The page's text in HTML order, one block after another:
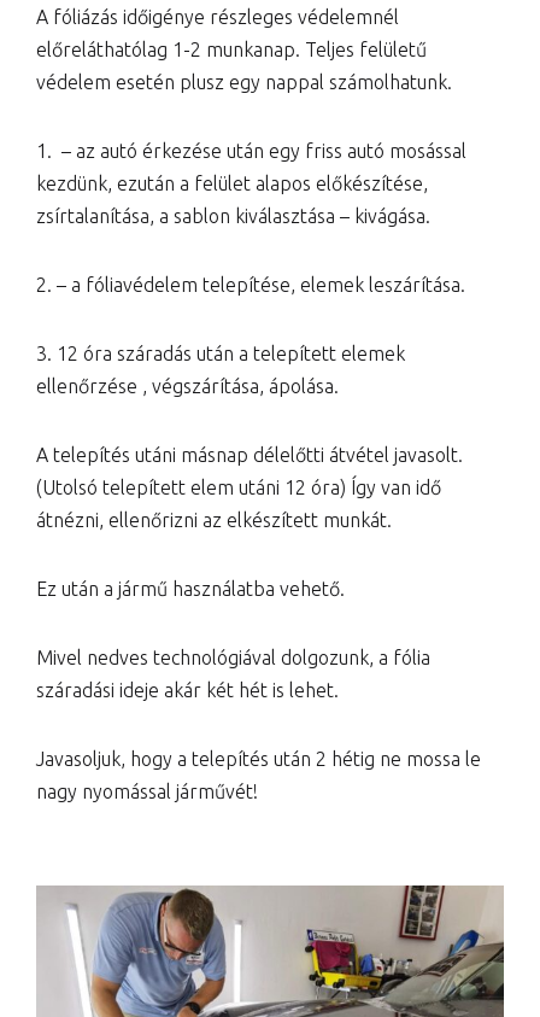
A fóliázás időigénye részleges védelemnél
előreláthatólag 1-2 munkanap. Teljes felületű
védelem esetén plusz egy nappal számolhatunk.
1. – az autó érkezése után egy friss autó mosással
kezdünk, ezután a felület alapos előkészítése,
zsírtalanítása, a sablon kiválasztása – kivágása.
2. – a fóliavédelem telepítése, elemek leszárítása.
3. 12 óra száradás után a telepített elemek
ellenőrzése , végszárítása, ápolása.
A telepítés utáni másnap délelőtti átvétel javasolt.
(Utolsó telepített elem utáni 12 óra) Így van idő
átnézni, ellenőrizni az elkészített munkát.
Ez után a jármű használatba vehető.
Mivel nedves technológiával dolgozunk, a fólia
száradási ideje akár két hét is lehet.
Javasoljuk, hogy a telepítés után 2 hétig ne mossa le
nagy nyomással járművét!